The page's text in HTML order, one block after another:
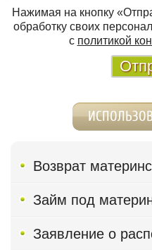
Нажимая на кнопку
обработку своих
с политикой
Возврат
Займ под
Заявление о